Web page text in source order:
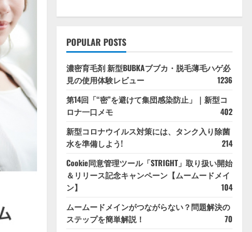
POPULAR POSTS
濃密育毛剤 新型BUBKAブブカ・脱毛薄毛ハゲ必
見の使用体験レビュー
1236
第14回「“密”を避けて集団感染防止」｜新型コ
ロナ一口メモ
402
新型コロナウイルス対策には、タンク入り除菌
水を準備しよう!
214
Cookie同意管理ツール「STRIGHT」取り扱い開始
＆リリース記念キャンペーン【ムームードメイ
ン】
104
ムームードメインがつながらない？問題解決の
ステップを簡単解説！
70